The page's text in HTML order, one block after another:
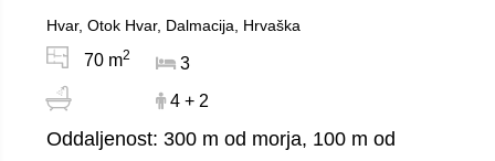
Hvar, Otok Hvar, Dalmacija, Hrvaška
70 m2
3
4 + 2
Oddaljenost: 300 m od morja, 100 m od